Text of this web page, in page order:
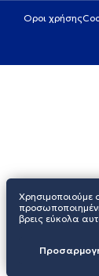
Οροι χρήσης
Χρησιμοποιούμε
βρεις εύκολα